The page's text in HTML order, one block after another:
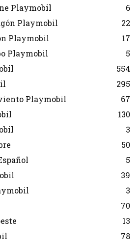
Playmobil
6
Playmobil
22
Playmobil
17
Playmobil
5
554
295
Playmobil
67
130
3
50
5
39
3
70
13
78